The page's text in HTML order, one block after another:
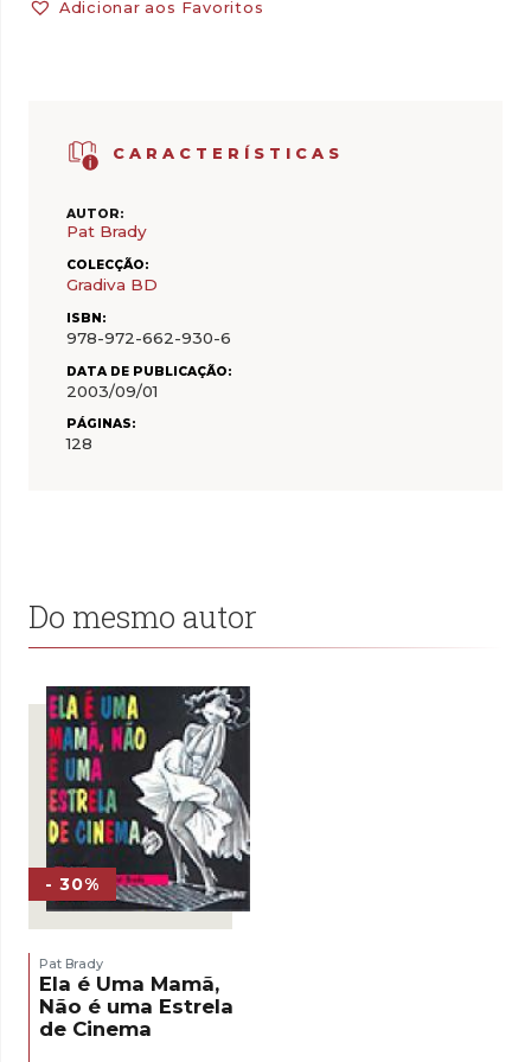
CARACTERÍSTICAS
AUTOR:
Pat Brady
COLECÇÃO:
Gradiva BD
ISBN:
978-972-662-930-6
DATA DE PUBLICAÇÃO:
2003/09/01
PÁGINAS:
128
Adicionar aos Favoritos
Do mesmo autor
- 30%
Pat Brady
Ela é Uma Mamã,
Não é uma Estrela
de Cinema